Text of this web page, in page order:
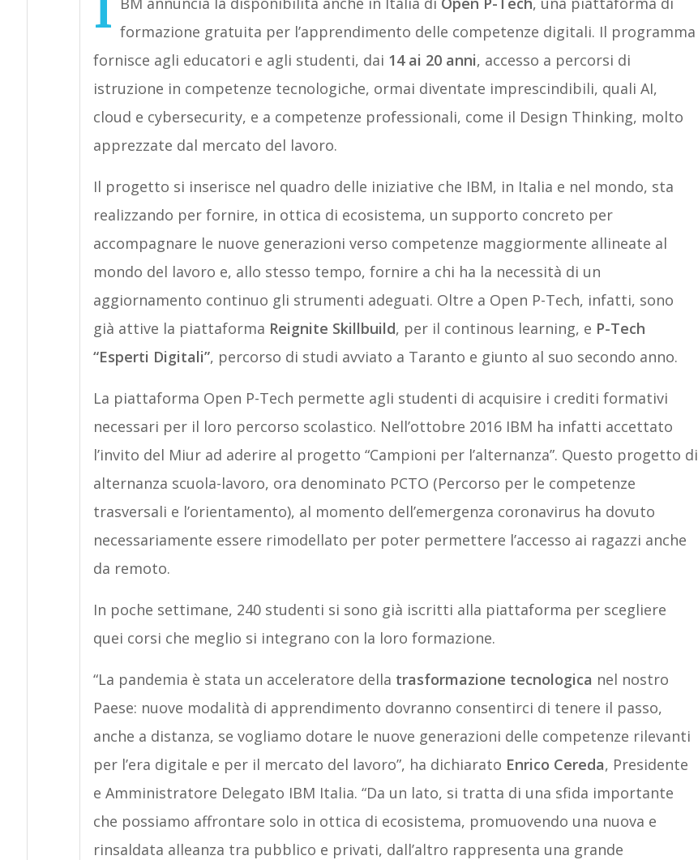
formazione gratuita per l’apprendimento delle competenze digitali. Il programma
fornisce agli educatori e agli studenti, dai 14 ai 20 anni, accesso a percorsi di
istruzione in competenze tecnologiche, ormai diventate imprescindibili, quali AI,
cloud e cybersecurity, e a competenze professionali, come il Design Thinking, molto
apprezzate dal mercato del lavoro.
Il progetto si inserisce nel quadro delle iniziative che IBM, in Italia e nel mondo, sta
realizzando per fornire, in ottica di ecosistema, un supporto concreto per
accompagnare le nuove generazioni verso competenze maggiormente allineate al
mondo del lavoro e, allo stesso tempo, fornire a chi ha la necessità di un
aggiornamento continuo gli strumenti adeguati. Oltre a Open P-Tech, infatti, sono
già attive la piattaforma Reignite Skillbuild, per il continous learning, e P-Tech
“Esperti Digitali”, percorso di studi avviato a Taranto e giunto al suo secondo anno.
La piattaforma Open P-Tech permette agli studenti di acquisire i crediti formativi
necessari per il loro percorso scolastico. Nell’ottobre 2016 IBM ha infatti accettato
l’invito del Miur ad aderire al progetto “Campioni per l’alternanza”. Questo progetto di
alternanza scuola-lavoro, ora denominato PCTO (Percorso per le competenze
trasversali e l’orientamento), al momento dell’emergenza coronavirus ha dovuto
necessariamente essere rimodellato per poter permettere l’accesso ai ragazzi anche
da remoto.
In poche settimane, 240 studenti si sono già iscritti alla piattaforma per scegliere
quei corsi che meglio si integrano con la loro formazione.
“La pandemia è stata un acceleratore della trasformazione tecnologica nel nostro
Paese: nuove modalità di apprendimento dovranno consentirci di tenere il passo,
anche a distanza, se vogliamo dotare le nuove generazioni delle competenze rilevanti
per l’era digitale e per il mercato del lavoro”, ha dichiarato Enrico Cereda, Presidente
e Amministratore Delegato IBM Italia. “Da un lato, si tratta di una sfida importante
che possiamo affrontare solo in ottica di ecosistema, promuovendo una nuova e
rinsaldata alleanza tra pubblico e privati, dall’altro rappresenta una grande